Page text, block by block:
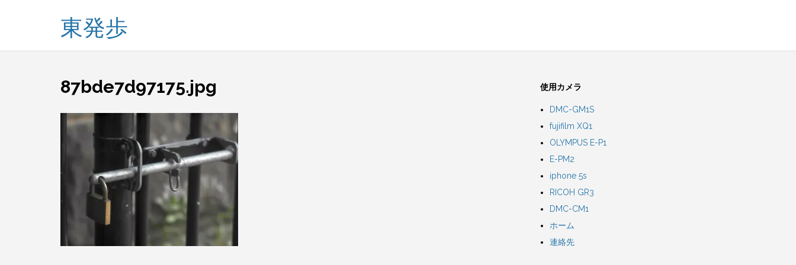
東発歩
87bde7d97175.jpg 使用カメラ
DMC-GM1S
fujifilm XQ1
OLYMPUS E-P1
E-PM2
iphone 5s
RICOH GR3
DMC-CM1
ホーム
連絡先